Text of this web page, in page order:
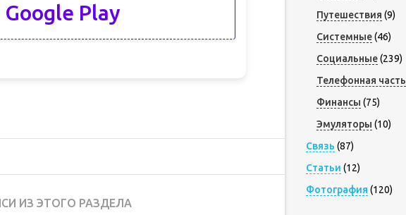
Play
ИЗ ЭТОГО РАЗДЕЛА
Путешествия (9)
Системные(46)
Социальные(239)
Телефонная часть
Финансы (75)
Эмуляторы (10)
Связь (87)
Статьи (12)
Фотография (120)